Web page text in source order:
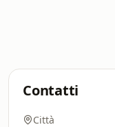
Contatti
Città